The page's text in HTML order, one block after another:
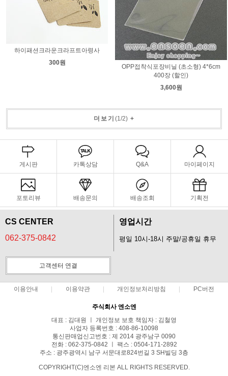
하이패션크라운크라프트아령사
300원
OPP접착식포장비닐 (초소형) 4*6cm
400장 (할인)
3,600원
더보기 (1 /2)+
게시판 카톡상담 Q&A 마이페이지
포토리뷰 배송문의 배송조회 기획전
CS CENTER
062-375-0842
영업시간
평일 10시-18시 주말/공휴일 휴무
고객센터 연결
이용안내 이용약관 개인정보처리방침 PC버전
주식회사 엔소엔
대표 : 김대원 ㅣ 개인정보 보호 책임자 : 김철영
사업자 등록번호 : 408-86-10098
통신판매업신고번호 : 제 2014 광주남구 0090
전화 : 062-375-0842 ㅣ 팩스 : 0504-171-2892
주소 : 광주광역시 남구 서문대로824번길 3 SH빌딩 3층
COPYRIGHT(C)엔소엔 리본 ALL RIGHTS RESERVED.